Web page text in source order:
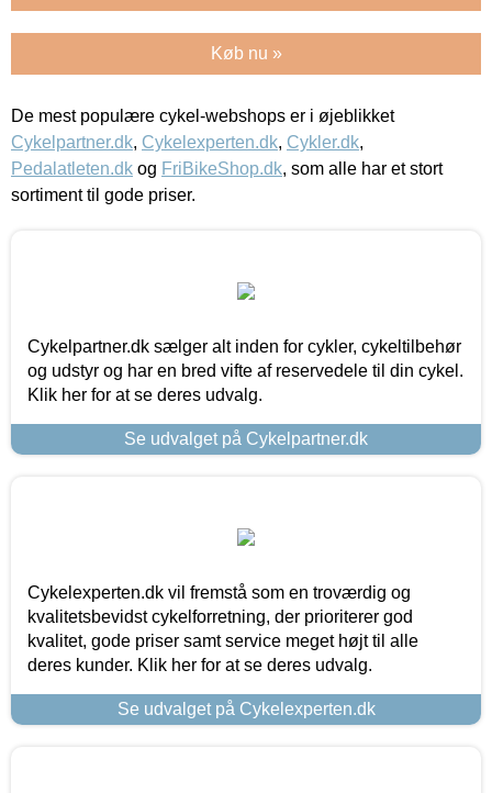
Køb nu »
De mest populære cykel-webshops er i øjeblikket
Cykelpartner.dk, Cykelexperten.dk, Cykler.dk,
Pedalatleten.dk og FriBikeShop.dk, som alle har et stort
sortiment til gode priser.
Cykelpartner.dk sælger alt inden for cykler, cykeltilbehør
og udstyr og har en bred vifte af reservedele til din cykel.
Klik her for at se deres udvalg.
Se udvalget på Cykelpartner.dk
Cykelexperten.dk vil fremstå som en troværdig og
kvalitetsbevidst cykelforretning, der prioriterer god
kvalitet, gode priser samt service meget højt til alle
deres kunder. Klik her for at se deres udvalg.
Se udvalget på Cykelexperten.dk